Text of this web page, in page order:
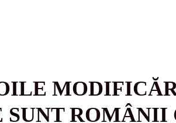
ROMÂNII